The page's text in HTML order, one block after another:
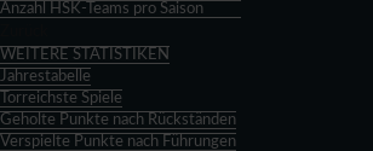
Anzahl HSK-Teams pro Saison
WEITERE STATISTIKEN
Jahrestabelle
Torreichste Spiele
Geholte Punkte nach Rückständen
Verspielte Punkte nach Führungen